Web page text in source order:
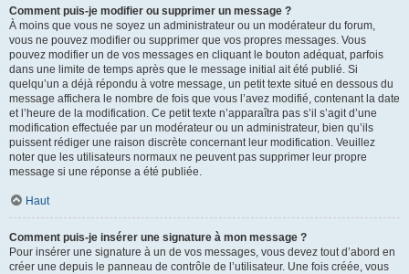
Comment puis-je modifier ou supprimer un message ?
À moins que vous ne soyez un administrateur ou un modérateur du forum,
vous ne pouvez modifier ou supprimer que vos propres messages. Vous
pouvez modifier un de vos messages en cliquant le bouton adéquat, parfois
dans une limite de temps après que le message initial ait été publié. Si
quelqu’un a déjà répondu à votre message, un petit texte situé en dessous du
message affichera le nombre de fois que vous l’avez modifié, contenant la date
et l’heure de la modification. Ce petit texte n’apparaîtra pas s’il s’agit d’une
modification effectuée par un modérateur ou un administrateur, bien qu’ils
puissent rédiger une raison discrète concernant leur modification. Veuillez
noter que les utilisateurs normaux ne peuvent pas supprimer leur propre
message si une réponse a été publiée.
Haut
Comment puis-je insérer une signature à mon message ?
Pour insérer une signature à un de vos messages, vous devez tout d’abord en
créer une depuis le panneau de contrôle de l’utilisateur. Une fois créée, vous